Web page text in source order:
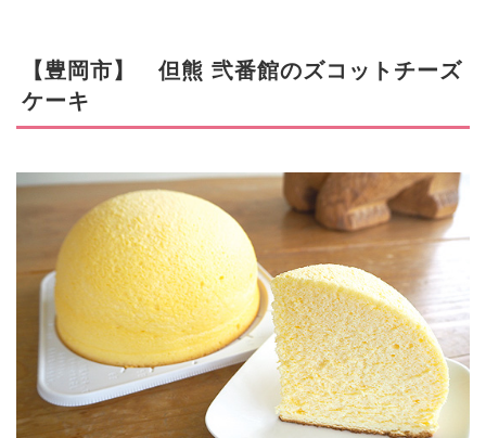
【豊岡市】 但熊 弐番館のズコットチーズ
ケーキ